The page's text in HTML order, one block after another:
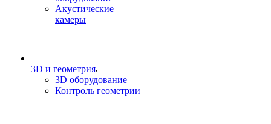
Акустические
камеры
3D и геометрия
3D оборудование
Контроль геометрии